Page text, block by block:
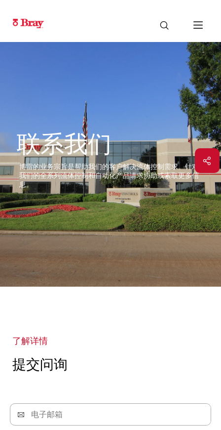
联系我们
博雷的业务宗旨是帮助我们的客户解决流体控制需求。针对
我们的全系列流体控制和自动化产品请求协助或索取更多信
息。
了解详情
提交问询